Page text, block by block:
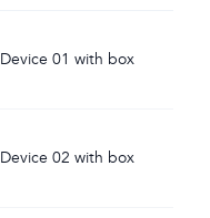
Device 01 with box
Device 02 with box